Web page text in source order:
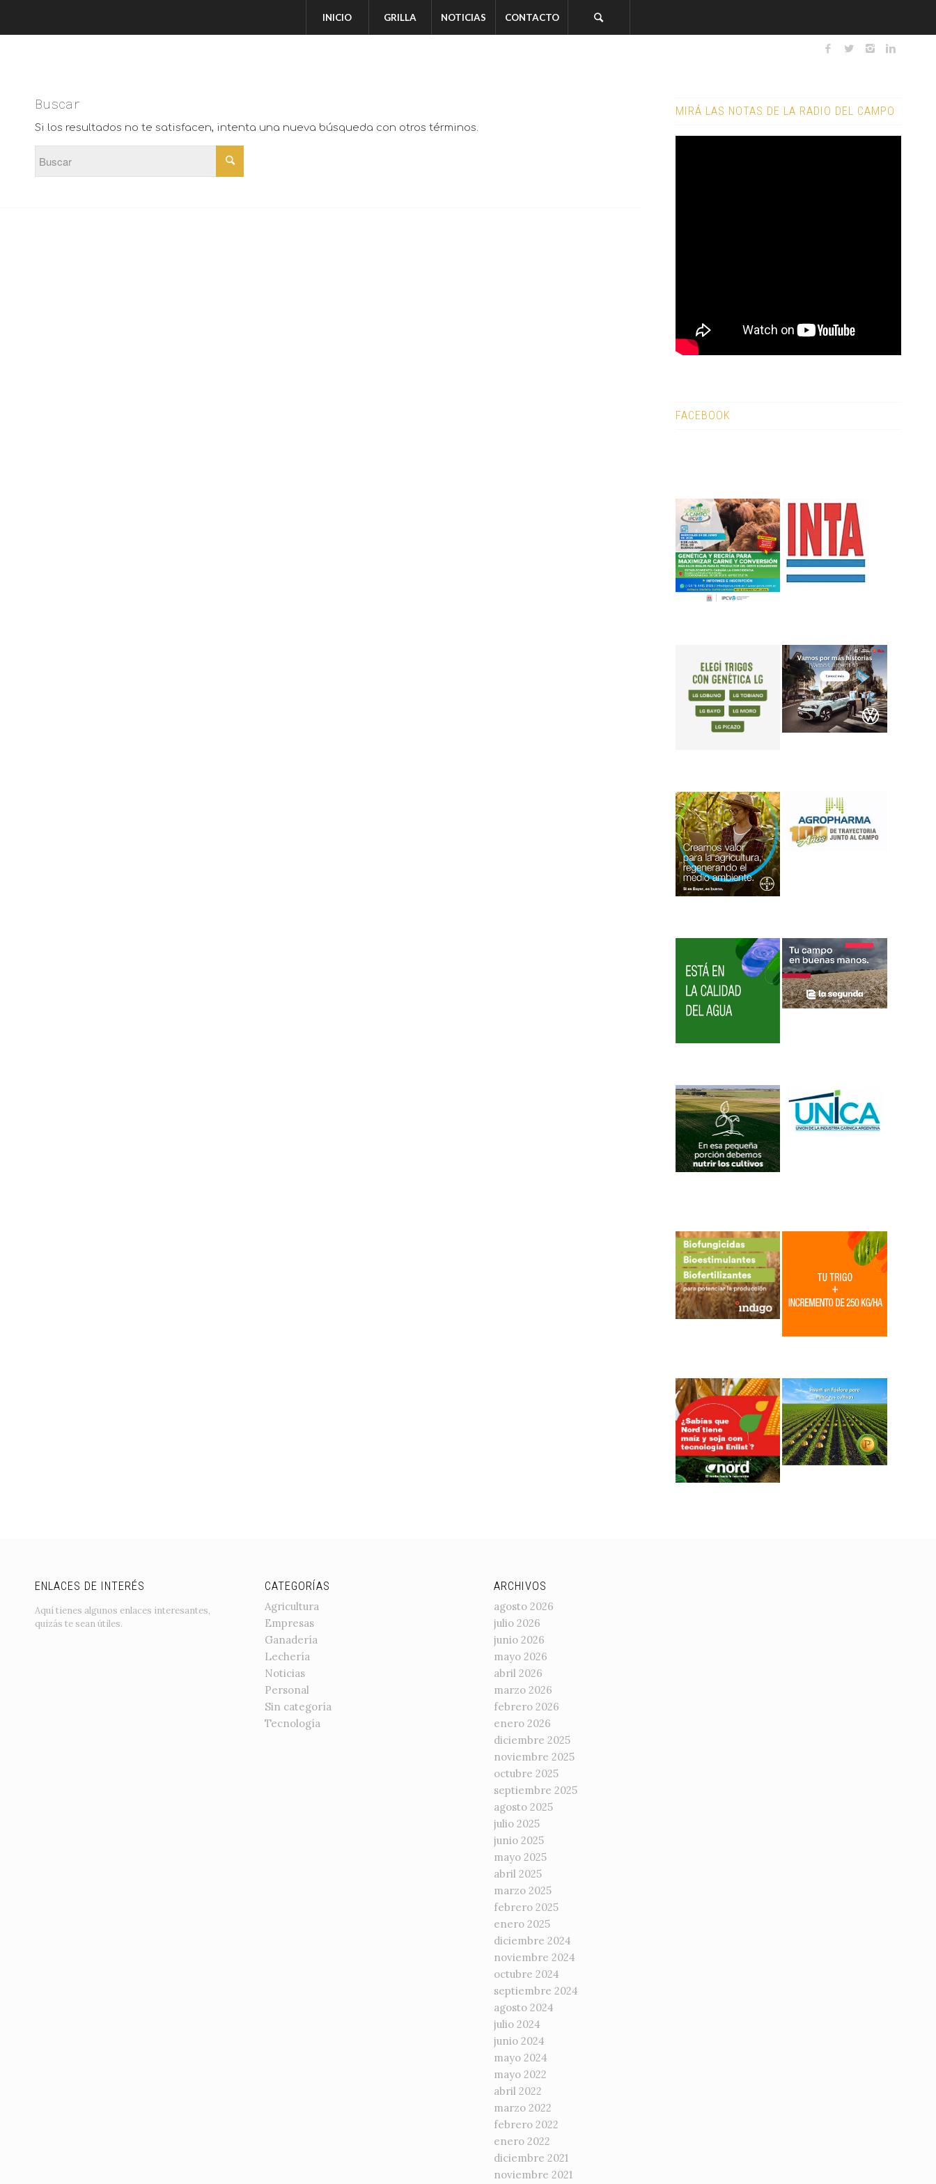
INICIO GRILLA NOTICIAS CONTACTO
Buscar
Si los resultados no te satisfacen, intenta una nueva búsqueda con otros términos.
MIRÁ LAS NOTAS DE LA RADIO DEL CAMPO
FACEBOOK
ENLACES DE INTERÉS
Aquí tienes algunos enlaces interesantes,
quizás te sean útiles.
CATEGORÍAS
Agricultura
Empresas
Ganadería
Lechería
Noticias
Personal
Sin categoría
Tecnología
ARCHIVOS
agosto 2026
julio 2026
junio 2026
mayo 2026
abril 2026
marzo 2026
febrero 2026
enero 2026
diciembre 2025
noviembre 2025
octubre 2025
septiembre 2025
agosto 2025
julio 2025
junio 2025
mayo 2025
abril 2025
marzo 2025
febrero 2025
enero 2025
diciembre 2024
noviembre 2024
octubre 2024
septiembre 2024
agosto 2024
julio 2024
junio 2024
mayo 2024
mayo 2022
abril 2022
marzo 2022
febrero 2022
enero 2022
diciembre 2021
noviembre 2021